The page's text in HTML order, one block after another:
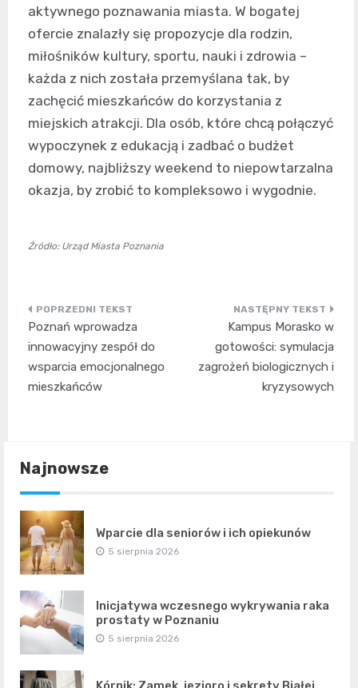
aktywnego poznawania miasta. W bogatej
ofercie znalazły się propozycje dla rodzin,
miłośników kultury, sportu, nauki i zdrowia –
każda z nich została przemyślana tak, by
zachęcić mieszkańców do korzystania z
miejskich atrakcji. Dla osób, które chcą połączyć
wypoczynek z edukacją i zadbać o budżet
domowy, najbliższy weekend to niepowtarzalna
okazja, by zrobić to kompleksowo i wygodnie.
Źródło: Urząd Miasta Poznania
Nawigacja
wpisu
Poznań wprowadza
innowacyjny zespół do
wsparcia emocjonalnego
mieszkańców
Kampus Morasko w
gotowości: symulacja
zagrożeń biologicznych i
kryzysowych
Najnowsze
Wparcie dla seniorów i ich opiekunów
5 sierpnia 2026
Inicjatywa wczesnego wykrywania raka
prostaty w Poznaniu
5 sierpnia 2026